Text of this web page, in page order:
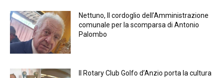
Nettuno, Il cordoglio dell’Amministrazione
comunale per la scomparsa di Antonio
Palombo
Il Rotary Club Golfo d’Anzio porta la cultura